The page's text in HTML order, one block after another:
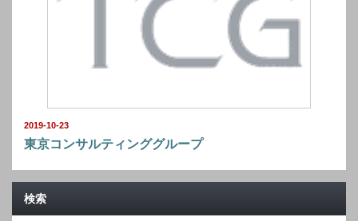
2019-10-23
東京コンサルティンググループ
検索